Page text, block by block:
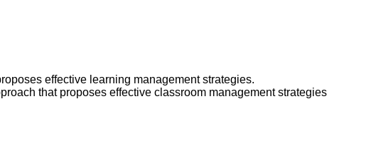
effective learning management strategies.
that proposes effective classroom management strategies